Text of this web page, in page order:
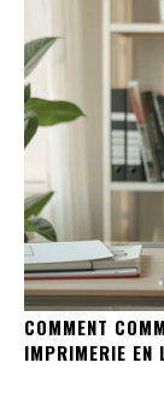
COMMENT
IMPRIMERIE EN